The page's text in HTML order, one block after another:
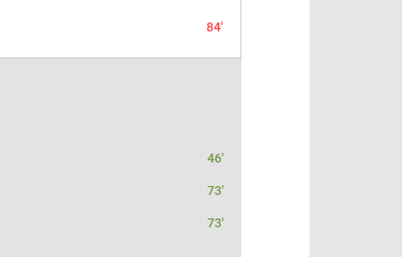
84'
46'
73'
73'